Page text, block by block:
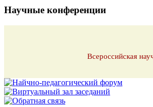
Научные конференции
Всероссийская